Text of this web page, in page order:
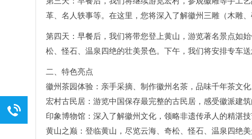
革、名人轶事等。在这里，您将深入了解徽州三雕（木雕
第四天：早餐后，我们将带您登上黄山，游览著名景点如
松、怪石、温泉四绝的壮美景色。下午，我们将安排专车
二、特色亮点
徽州茶园体验：亲手采摘、制作徽州名茶，品味千年茶文化
宏村古民居：游览中国保存最完整的古民居，感受徽派建筑
印象博物馆：深入了解徽州文化，领略非遗传承人的精湛技
黄山之巅：登临黄山，尽览云海、奇松、怪石、温泉四绝美